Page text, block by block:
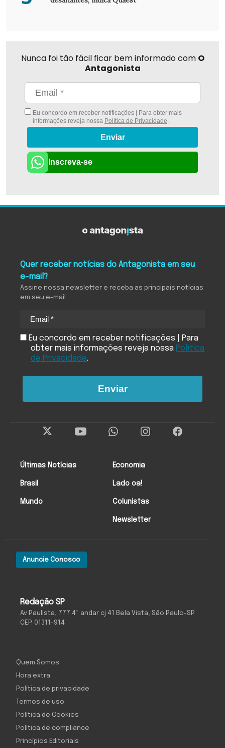
Nunca foi tão fácil ficar bem informado com O
Antagonista
Eu concordo em receber notificações | Para obter mais
informações reveja nossa Política de Privacidade.
Enviar
Inscreva-se
Redação SP
Av Paulista, 777 4º andar cj 41 Bela Vista, São Paulo-SP
CEP: 01311-914
Anuncie Conosco
Últimas Notícias
Brasil
Mundo
Economia
Lado oa!
Colunistas
Newsletter
Quer receber notícias do Antagonista em seu
e-mail?
Assine nossa newsletter e receba as principais notícias
em seu e-mail
Eu concordo em receber notificações | Para
obter mais informações reveja nossa Política
de Privacidade.
Enviar
Quem Somos
Hora extra
Política de privacidade
Termos de uso
Política de Cookies
Política de compliance
Princípios Editoriais